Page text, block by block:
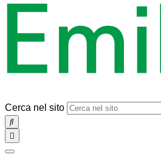
Cerca nel sito
SEARCH
Toggle
navigation
chiudi